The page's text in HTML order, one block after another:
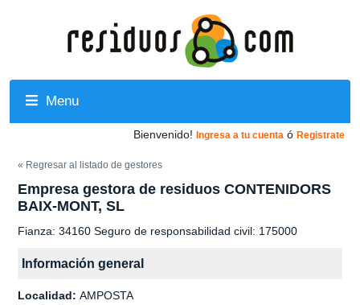
Menu
Bienvenido! Ingresa a tu cuenta ó Registrate
« Regresar al listado de gestores
Empresa gestora de residuos CONTENIDORS
BAIX-MONT, SL
Fianza: 34160 Seguro de responsabilidad civil: 175000
Información general
Localidad: AMPOSTA